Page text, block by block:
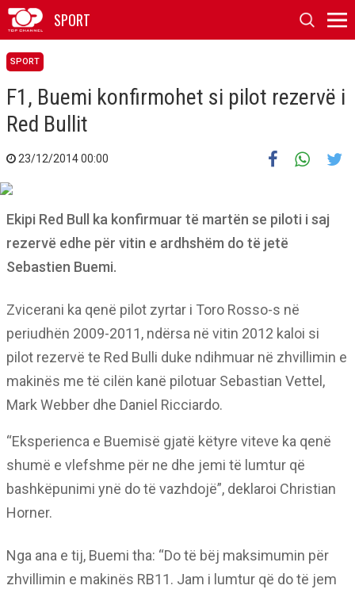
SPORT
SPORT
F1, Buemi konfirmohet si pilot rezervë i
Red Bullit
23/12/2014 00:00
Ekipi Red Bull ka konfirmuar të martën se piloti i saj
rezervë edhe për vitin e ardhshëm do të jetë
Sebastien Buemi.
Zvicerani ka qenë pilot zyrtar i Toro Rosso-s në
periudhën 2009-2011, ndërsa në vitin 2012 kaloi si
pilot rezervë te Red Bulli duke ndihmuar në zhvillimin e
makinës me të cilën kanë pilotuar Sebastian Vettel,
Mark Webber dhe Daniel Ricciardo.
“Eksperienca e Buemisë gjatë këtyre viteve ka qenë
shumë e vlefshme për ne dhe jemi të lumtur që
bashkëpunimi ynë do të vazhdojë”, deklaroi Christian
Horner.
Nga ana e tij, Buemi tha: “Do të bëj maksimumin për
zhvillimin e makinës RB11. Jam i lumtur që do të jem